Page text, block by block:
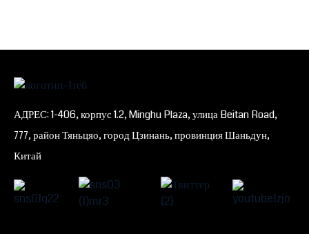
АДРЕС: 1-406, корпус 1.2, Minghu Plaza, улица Beitan Road,
777, район Тяньцяо, город Цзинань, провинция Шаньдун,
Китай